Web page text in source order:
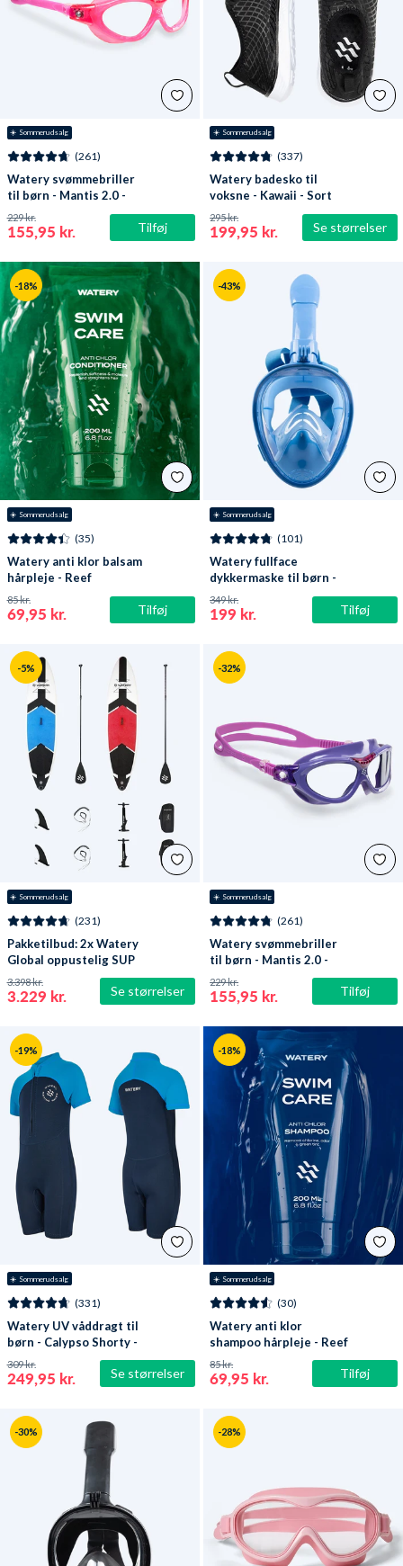
☀️ Sommerudsalg
Tilføj
(261)
Watery svømmebriller
til børn - Mantis 2.0 -
Atlantic Pink/klar
155,95 kr.
229 kr.
☀️ Sommerudsalg
Se størrelser
(337)
Watery badesko til
voksne - Kawaii - Sort
199,95 kr.
295 kr.
-18%
☀️ Sommerudsalg
Tilføj
(35)
Watery anti klor balsam
hårpleje - Reef
69,95 kr.
85 kr.
-43%
☀️ Sommerudsalg
Tilføj
(101)
Watery fullface
dykkermaske til børn -
Oxygen - Atlantic Blue
199 kr.
349 kr.
-5%
☀️ Sommerudsalg
Se størrelser
(231)
Pakketilbud: 2x Watery
Global oppustelig SUP
PaddleBoard 10'6
3.229 kr.
3.398 kr.
-32%
☀️ Sommerudsalg
Tilføj
(261)
Watery svømmebriller
til børn - Mantis 2.0 -
Lilla/klar
155,95 kr.
229 kr.
-19%
☀️ Sommerudsalg
Se størrelser
(331)
Watery UV våddragt til
børn - Calypso Shorty -
Mørkeblå
249,95 kr.
309 kr.
-18%
☀️ Sommerudsalg
Tilføj
(30)
Watery anti klor
shampoo hårpleje - Reef
69,95 kr.
85 kr.
-30% -28%